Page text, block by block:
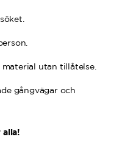
utan tillåtelse.
gångvägar och
alla!